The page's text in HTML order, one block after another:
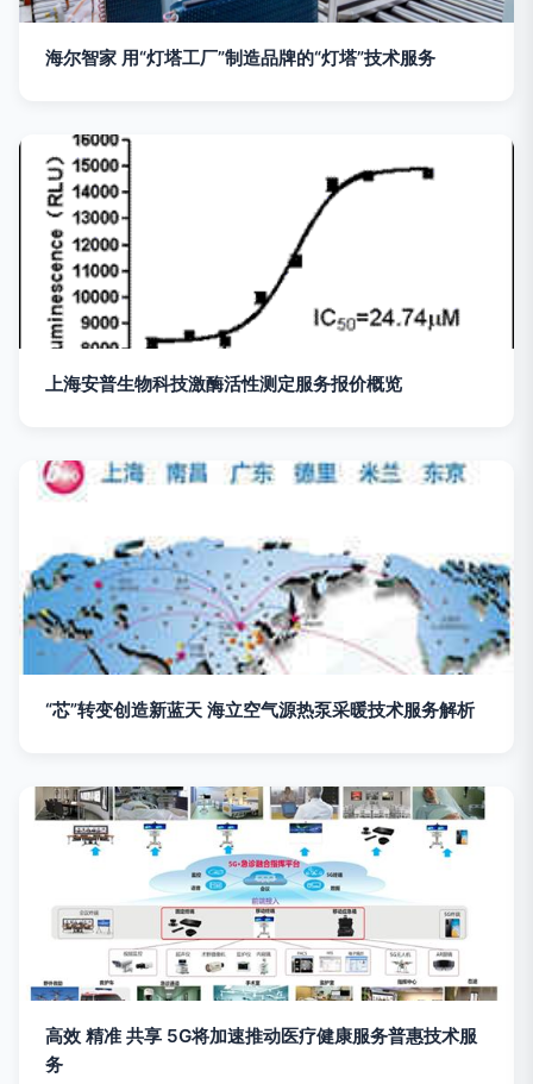
海尔智家 用“灯塔工厂”制造品牌的“灯塔”技术服务
上海安普生物科技激酶活性测定服务报价概览
“芯”转变创造新蓝天 海立空气源热泵采暖技术服务解析
高效 精准 共享 5G将加速推动医疗健康服务普惠技术服
务